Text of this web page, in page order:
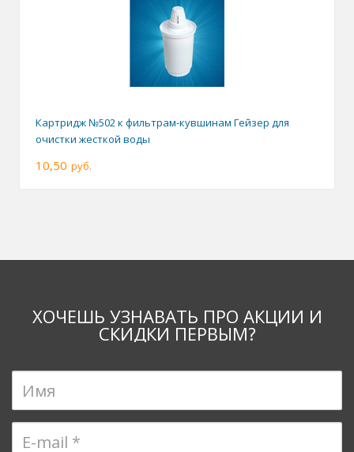
Картридж №502 к фильтрам-кувшинам Гейзер для
очистки жесткой воды
10,50 руб.
ХОЧЕШЬ УЗНАВАТЬ ПРО АКЦИИ И
СКИДКИ ПЕРВЫМ?